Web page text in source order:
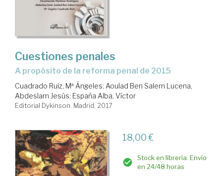
Cuestiones penales
a propósito de la reforma penal de 2015
Cuadrado Ruiz, Mª Ángeles; Aoulad Ben Salem Lucena,
Abdeslam Jesús; España Alba, Víctor
Editorial Dykinson. Madrid, 2017
18,00 €
Stock en librería. Envío
en 24/48 horas